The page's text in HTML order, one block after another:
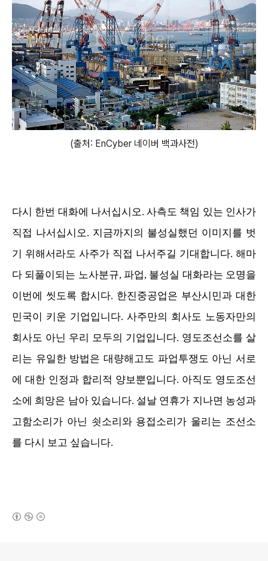
(출처: EnCyber 네이버 백과사전)
다시 한번 대화에 나서십시오. 사측도 책임 있는 인사가
직접 나서십시오. 지금까지의 불성실했던 이미지를 벗
기 위해서라도 사주가 직접 나서주길 기대합니다. 해마
다 되풀이되는 노사분규, 파업, 불성실 대화라는 오명을
이번에 씻도록 합시다. 한진중공업은 부산시민과 대한
민국이 키운 기업입니다. 사주만의 회사도 노동자만의
회사도 아닌 우리 모두의 기업입니다. 영도조선소를 살
리는 유일한 방법은 대량해고도 파업투쟁도 아닌 서로
에 대한 인정과 합리적 양보뿐입니다. 아직도 영도조선
소에 희망은 남아 있습니다. 설날 연휴가 지나면 농성과
고함소리가 아닌 쇳소리와 용접소리가 울리는 조선소
를 다시 보고 싶습니다.